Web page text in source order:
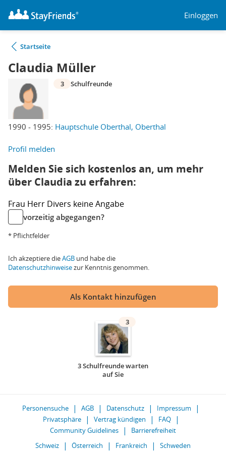
Einloggen
Startseite
Claudia Müller
1990 - 1995: Hauptschule Oberthal, Oberthal
3 Schulfreunde
Profil melden
Melden Sie sich kostenlos an, um mehr
über Claudia zu erfahren:
Frau Herr Divers keine Angabe
vorzeitig abgegangen?
* Pflichtfelder
Ich akzeptiere dieAGB und habe die
Datenschutzhinweisezur Kenntnis genommen.
Als Kontakt hinzufügen
3
3 Schulfreunde warten
auf Sie
Personensuche AGB Datenschutz
Impressum
Privatsphäre
Vertrag kündigen
FAQ
Community Guidelines
Barrierefreiheit
Schweiz
Österreich Frankreich Schweden